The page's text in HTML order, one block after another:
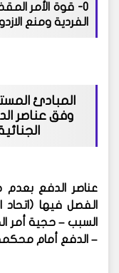
0-
قوة الأمر
الفردية ومنع
المبادئ
وفق عناصر
عناصر الدفعبعدم
الفصل فيها
السبب – حجية أمر
– الدفع أمام